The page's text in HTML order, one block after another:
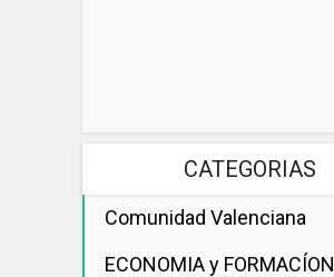
CATEGORIAS
Comunidad Valenciana
ECONOMIA y FORMACÍON